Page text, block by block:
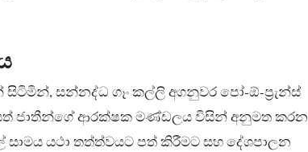
සන්නද්ධ ගෑං කල්ලි අගනුවර පෝ-ඕ-ප්‍රැන්ස්
ජාතීන්ගේ ආරක්ෂක මණ්ඩලය විසින් අනුමත කරන
යථා තත්ත්වයට පත් කිරීමට සහ දේශපාලන